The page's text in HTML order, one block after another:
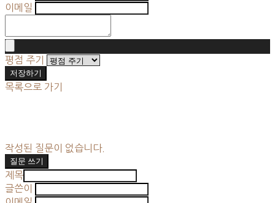
이메일
평점 주기
저장하기
목록으로 가기
작성된 질문이 없습니다.
질문 쓰기
제목
글쓴이